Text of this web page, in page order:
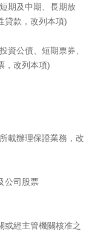
期及中期、長期放
貸款，改列本項)
資公債、短期票券、
，改列本項)
載辦理保證業務，改
公司股票
或經主管機關核准之